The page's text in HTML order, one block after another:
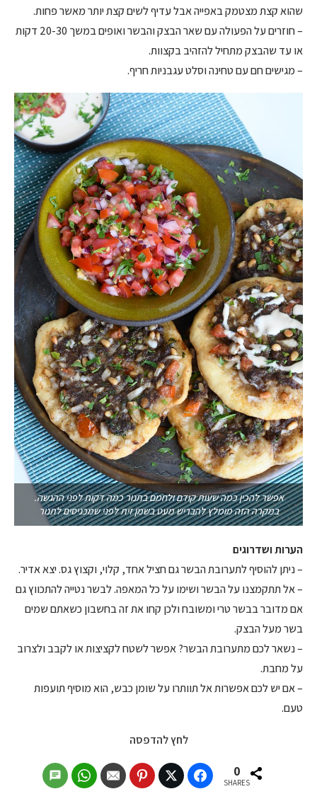
שהוא קצת מצטמק באפייה אבל עדיף לשים קצת יותר מאשר פחות.
– חוזרים על הפעולה עם שאר הבצק והבשר ואופים במשך 20-30 דקות
או עד שהבצק מתחיל להזהיב בקצוות.
– מגישים חם עם טחינה וסלט עגבניות חריף.
אפשר להכין כמה שעות קודם ולחמם בתנור כמה דקות לפני ההגשה.
במקרה הזה מומלץ להבריש מעט בשמן זית לפני שמכניסים לתנור
הערות ושדרוגים
– ניתן להוסיף לתערובת הבשר גם חציל אחד, קלוי, וקצוץ גס. יצא אדיר.
– אל תתקמצנו על הבשר ושימו על כל המאפה. לבשר נטייה להתכווץ גם
אם מדובר בבשר טרי ומשובח ולכן קחו את זה בחשבון כשאתם שמים
בשר מעל הבצק.
– נשאר לכם מתערובת הבשר? אפשר לשטח לקציצות או לקבב ולצרוב
על מחבת.
– אם יש לכם אפשרות אל תוותרו על שומן כבש, הוא מוסיף תועפות
טעם.
לחץ להדפסה
0
SHARES